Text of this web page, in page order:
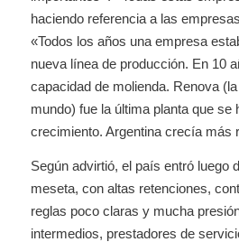
haciendo referencia a las
«Todos los años una empresa
nueva línea de producción. En 10
capacidad de molienda. Renova
mundo) fue la última planta que se
crecimiento. Argentina crecía más
Según advirtió, el país entró luego
meseta, con altas retenciones,
reglas poco claras y mucha
intermedios, prestadores de